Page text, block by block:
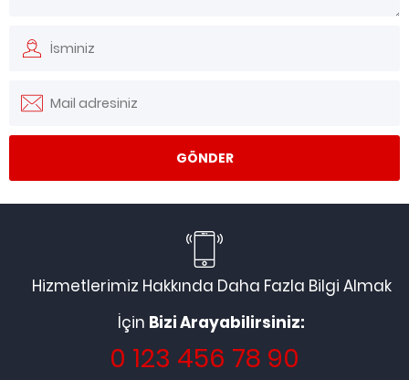
Hizmetlerimiz Hakkında Daha Fazla Bilgi Almak
İçin Bizi Arayabilirsiniz:
0 123 456 78 90